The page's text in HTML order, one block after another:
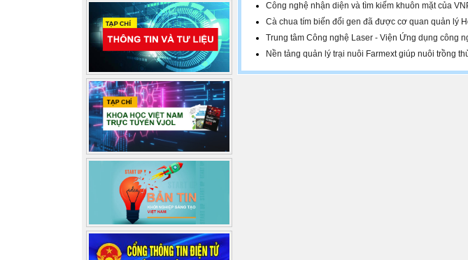
Công nghệ nhận diện và tìm kiếm khuôn mặt của
Cà chua tím biến đổi gen đã được cơ quan quản lý
Trung tâm Công nghệ Laser - Viện Ứng dụng công
Nền tảng quản lý trại nuôi Farmext giúp nuôi trồng